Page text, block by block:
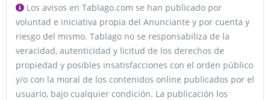
Los avisos en Tablago.com se han publicado por
voluntad e iniciativa propia del Anunciante y por cuenta y
riesgo del mismo. Tablago no se responsabiliza de la
veracidad, autenticidad y licitud de los derechos de
propiedad y posibles insatisfacciones con el orden público
y/o con la moral de los contenidos online publicados por el
usuario, bajo cualquier condición. La publicación los